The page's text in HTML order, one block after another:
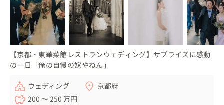
【京都・東華菜館レストランウェディング】サプライズに感動
の一日「俺の自慢の嫁やねん」
ウェディング
京都府
200 〜 250 万円